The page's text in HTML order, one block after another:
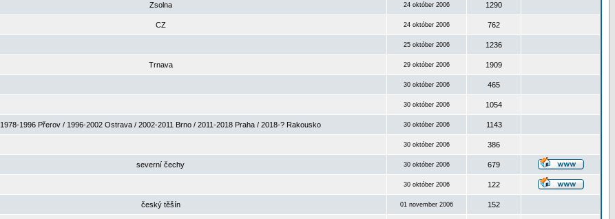
Zsolna 24 október 2006 1290
CZ 24 október 2006 762
25 október 2006 1236
Trnava 29 október 2006 1909
30 október 2006 465
30 október 2006 1054
1978-1996 Přerov / 1996-2002 Ostrava / 2002-2011 Brno / 2011-2018 Praha / 2018-? Rakousko 30 október 2006 1143
30 október 2006 386
severní čechy 30 október 2006 679
30 október 2006 122
český těšín 01 november 2006 152